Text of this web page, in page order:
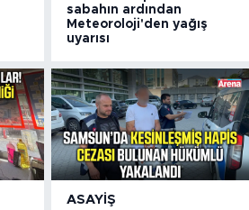
sabahın ardından
Meteoroloji'den yağış
uyarısı
ASAYIŞ